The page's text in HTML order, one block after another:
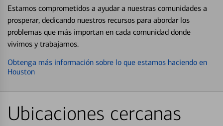
Estamos comprometidos a ayudar a nuestras comunidades a
prosperar, dedicando nuestros recursos para abordar los
problemas que más importan en cada comunidad donde
vivimos y trabajamos.
Obtenga más información sobre lo que estamos haciendo en
Houston
Ubicaciones cercanas